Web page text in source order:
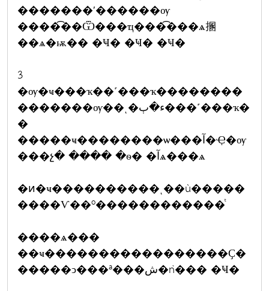
�������ʹ������ѹ
����͡��Ѿ���ҵ���͡���ѧ㨡
��ѧ�ѭ�� �Ҹ� �Ҹ� �Ҹ�
3
�ѹ�ҹ���ҡ��˹���ҡ��������
�������ѹ��ͺ�ء�ٻ���˹���ҡ�
�
�����ҹ��������ѡ���آ�Ҿ�ѹ
���չ� ���� �ѳ� �آѧ���ѧ
�ͷ�ҹ����������ͺ��ù�����
����Ѵ��º������������ͭ
����ѧ���
��ҹ�����������������Ҫ�
�����ͻ���ª���ش�ǹ��� �Ҹ�